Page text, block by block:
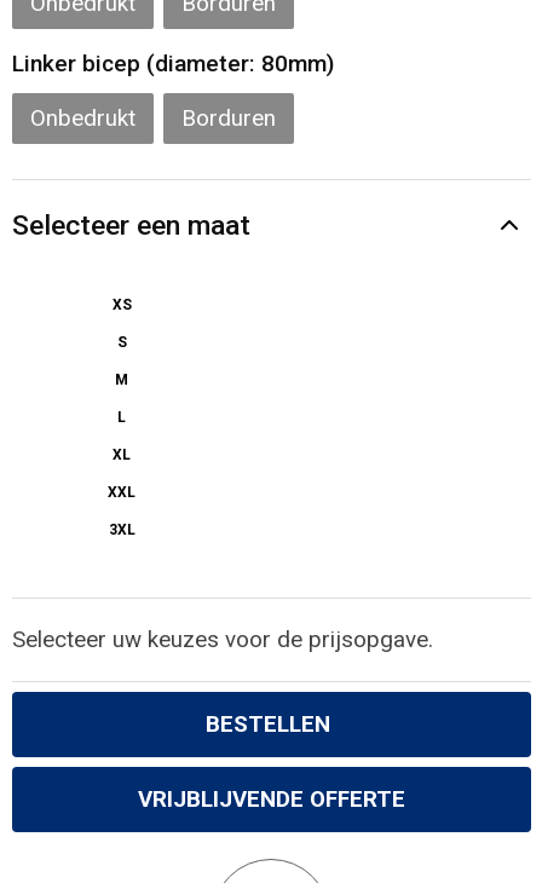
Linker bicep (diameter: 80mm)
Onbedrukt Borduren
Selecteer een maat
XS
S
M
L
XL
XXL
3XL
Selecteer uw keuzes voor de prijsopgave.
BESTELLEN
VRIJBLIJVENDE OFFERTE